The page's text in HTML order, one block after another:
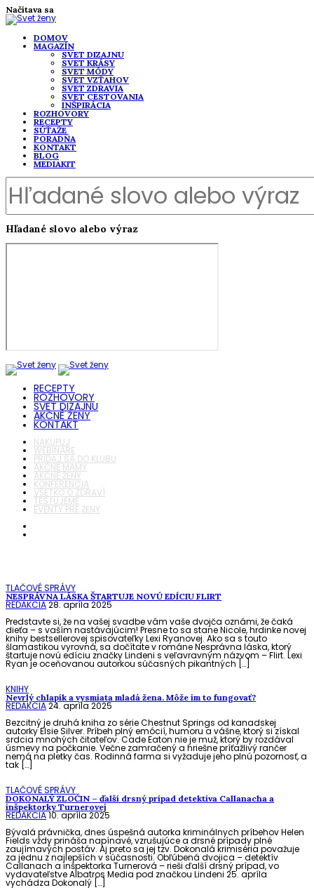
Načítava sa
DOMOV
MAGAZÍN
SVET DIZAJNU
SVET KRÁSY
SVET MÓDY
SVET VZŤAHOV
SVET ZDRAVIA
SVET CESTOVANIA
INŠPIRÁCIA
ROZHOVORY
RECEPTY
SÚŤAŽE
PORADŇA
KONTAKT
BLOG
MEDIAKIT
Hľadané slovo alebo výraz
RECEPTY
ROZHOVORY
SVET DIZAJNU
AKČNÉ ŽENY
KONTAKT
NAKUPUJ
WEBINÁRE
PRIDAJ SA DO KLUBU
AKČNÉ MAMY
AKČNÉ ŽENY
KONFERENCIA
VŠETKO O ZDRAVÍ
TESTUJEME
EVENTY PRE ŽENY
TLAČOVÉ SPRÁVY
NESPRÁVNA LÁSKA ŠTARTUJE NOVÚ EDÍCIU FLIRT
REDAKCIA28. apríla 2025
Predstavte si, že na vašej svadbe vám vaše dvojča oznámi, že čaká
dieťa – s vaším nastávajúcim! Presne to sa stane Nicole, hrdinke novej
knihy bestsellerovej spisovateľky Lexi Ryanovej. Ako sa s touto
šlamastikou vyrovná, sa dočítate v románe Nesprávna láska, ktorý
štartuje novú edíciu značky Lindeni s veľavravným názvom – Flirt. Lexi
Ryan je oceňovanou autorkou súčasných pikantných […]
KNIHY
Nevrlý chlapík a vysmiata mladá žena. Môže im to fungovať?
REDAKCIA24. apríla 2025
Bezcitný je druhá kniha zo série Chestnut Springs od kanadskej
autorky Elsie Silver. Príbeh plný emócií, humoru a vášne, ktorý si získal
srdcia mnohých čitateľov.​ Cade Eaton nie je muž, ktorý by rozdával
úsmevy na počkanie. Večne zamračený a hriešne príťažlivý rančer
nemá na pletky čas. Rodinná farma si vyžaduje jeho plnú pozornosť, a
tak […]
TLAČOVÉ SPRÁVY
DOKONALÝ ZLOČIN – ďalší drsný prípad detektíva Callanacha a
inšpektorky Turnerovej
REDAKCIA10. apríla 2025
Bývalá právnička, dnes úspešná autorka kriminálnych príbehov Helen
Fields vždy prináša napínavé, vzrušujúce a drsné prípady plné
zaujímavých postáv. Aj preto sa jej tzv. Dokonalá krimiséria považuje
za jednu z najlepších v súčasnosti. Obľúbená dvojica – detektív
Callanach a inšpektorka Turnerová – rieši ďalší drsný prípad, vo
vydavateľstve Albatros Media pod značkou Lindeni 25. apríla
vychádza Dokonalý […]